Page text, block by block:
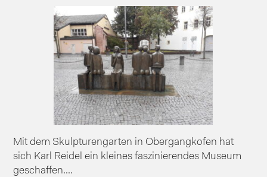
Mit dem Skulpturengarten in Obergangkofen hat
sich Karl Reidel ein kleines faszinierendes Museum
geschaffen....